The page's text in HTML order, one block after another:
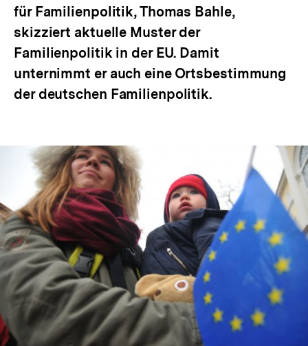
für Familienpolitik, Thomas Bahle,
skizziert aktuelle Muster der
Familienpolitik in der EU. Damit
unternimmt er auch eine Ortsbestimmung
der deutschen Familienpolitik.